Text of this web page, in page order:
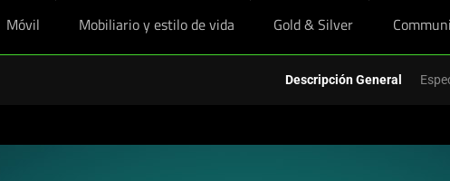
Móvil Mobiliario y estilo de vida Gold & Silver
disfruta de precios educativos exclusivos en equipo esencial y arrasa este
Descripción General